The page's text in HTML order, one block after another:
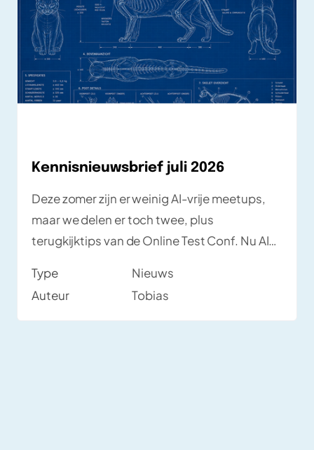
de hackathon opleverde en waarom lokaal
werken verrassend veel voordelen heeft.
Kennisnieuwsbrief juli 2026
Deze zomer zijn er weinig AI-vrije meetups,
maar we delen er toch twee, plus
terugkijktips van de Online Test Conf. Nu AI-
kwaliteitsborging. Een belangrijke kans voor
testers, daarom diverse artikelen en video's
in deze nieuwsbrief.
Type
Nieuws
Auteur
Tobias